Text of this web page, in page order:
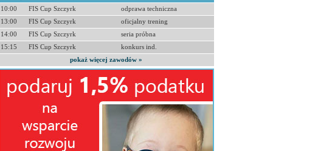
10:00
FIS Cup Szczyrk
odprawa techniczna
13:00
FIS Cup Szczyrk
oficjalny trening
14:00
FIS Cup Szczyrk
seria próbna
15:15
FIS Cup Szczyrk
konkurs ind.
pokaż więcej zawodów »